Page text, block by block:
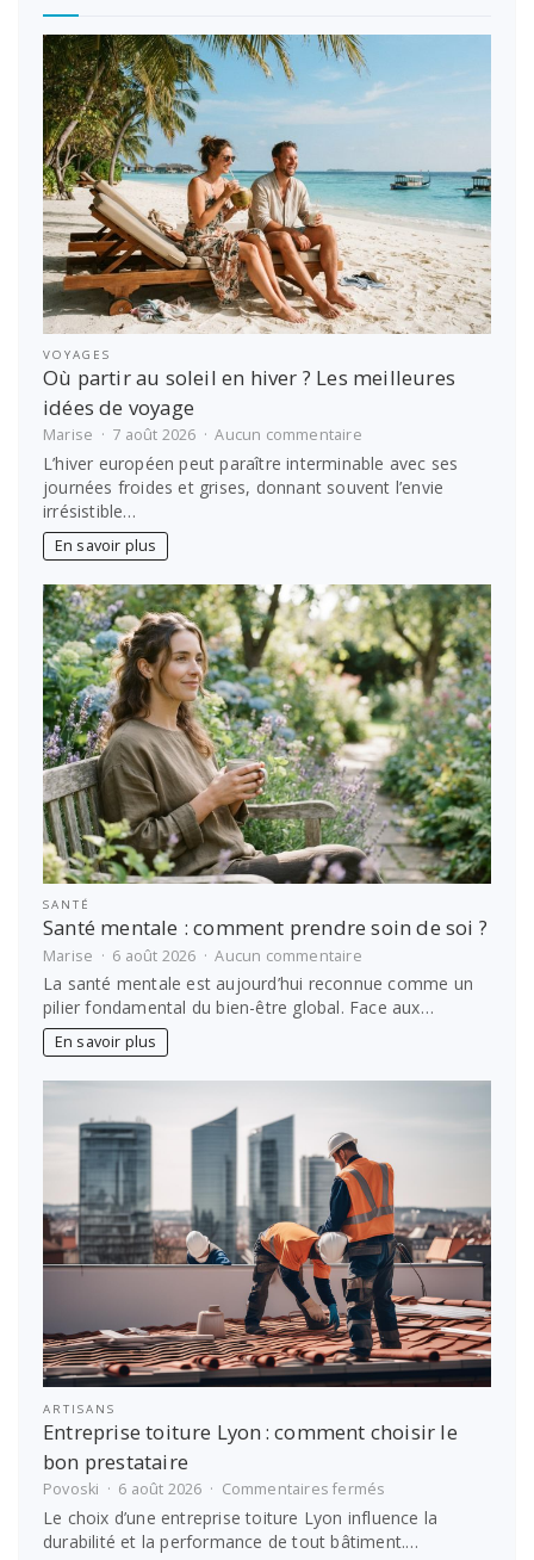
VOYAGES
Où partir au soleil en hiver ? Les meilleures
idées de voyage
Marise 7 août 2026 Aucun commentairesur
Où
partir
au
Les
meilleures
idées
de
voyage
L’hiver européen peut paraître interminable avec ses
journées froides et grises, donnant souvent l’envie
irrésistible…
En savoir plus
SANTÉ
Santé mentale : comment prendre soin de soi ?
Marise 6 août 2026 Aucun commentairesur
mentale
:
soin
La santé mentale est aujourd’hui reconnue comme un
pilier fondamental du bien-être global. Face aux…
En savoir plus
ARTISANS
Entreprise toiture Lyon : comment choisir le
bon prestataire
Povoski 6 août 2026 Commentaires fermés
Entreprise
toiture
Lyon :
Le choix d’une entreprise toiture Lyon influence la
durabilité et la performance de tout bâtiment.…